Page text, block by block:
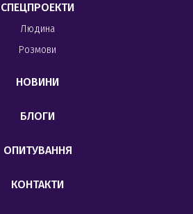
СПЕЦПРОЕКТИ
Людина
Розмови
НОВИНИ
БЛОГИ
ОПИТУВАННЯ
КОНТАКТИ